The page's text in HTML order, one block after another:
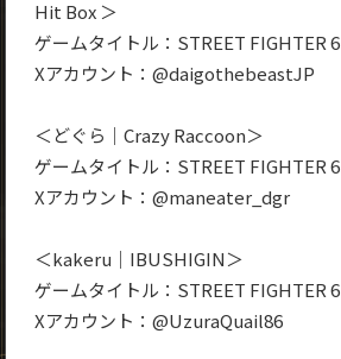
Hit Box ＞
ゲームタイトル：STREET FIGHTER 6
Xアカウント：@daigothebeastJP
＜どぐら｜Crazy Raccoon＞
ゲームタイトル：STREET FIGHTER 6
Xアカウント：@maneater_dgr
＜kakeru｜IBUSHIGIN＞
ゲームタイトル：STREET FIGHTER 6
Xアカウント：@UzuraQuail86